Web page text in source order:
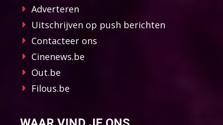
Adverteren
Uitschrijven op push berichten
Contacteer ons
Cinenews.be
Out.be
Filous.be